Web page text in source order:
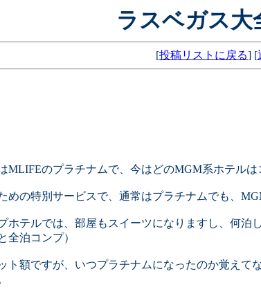
ラスベガス大
[投稿リストに戻る] [
MLIFEのプラチナムで、今はどのMGM系ホテル
めの特別サービスで、通常はプラチナムでも、
ホテルでは、部屋もスイーツになりますし、何泊
全泊コンプ）
ト額ですが、いつプラチナムになったのか覚え